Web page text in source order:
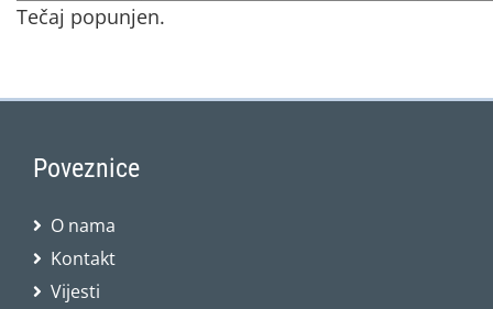
Tečaj popunjen.
Poveznice
O nama
Kontakt
Vijesti